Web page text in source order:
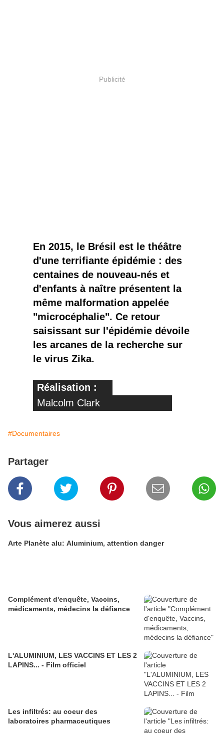
Publicité
En 2015, le Brésil est le théâtre
d'une terrifiante épidémie : des
centaines de nouveau-nés et
d'enfants à naître présentent la
même malformation appelée
"microcéphalie". Ce retour
saisissant sur l'épidémie dévoile
les arcanes de la recherche sur
le virus Zika.
Réalisation :
Malcolm Clark
#Documentaires
Partager
Vous aimerez aussi
Arte Planète alu: Aluminium, attention danger
Complément d'enquête, Vaccins,
médicaments, médecins la défiance
L'ALUMINIUM, LES VACCINS ET LES 2
LAPINS... - Film officiel
Les infiltrés: au coeur des
laboratoires pharmaceutiques